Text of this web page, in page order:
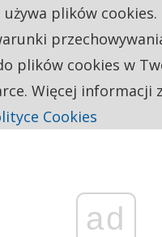
ad
plików cookies.
plików cookies w
Więcej informacji
Cookies